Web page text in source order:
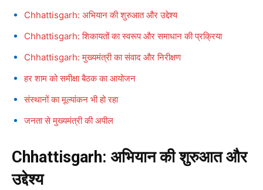
Chhattisgarh: अभियान की शुरुआत और उद्देश्य
Chhattisgarh: शिकायतों का स्वरूप और समाधान की प्रक्रिया
Chhattisgarh: मुख्यमंत्री का संवाद और निरीक्षण
हर शाम को समीक्षा बैठक का आयोजन
संस्थानों का मूल्यांकन भी हो रहा
जनता से मुख्यमंत्री की अपील
Chhattisgarh: अभियान की शुरुआत और
उद्देश्य